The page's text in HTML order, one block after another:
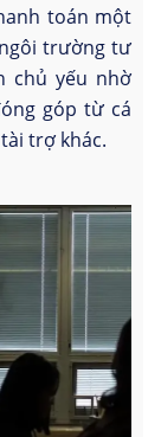
toán một
trường tư
chủ yếu nhờ
góp từ cá
trợ khác.